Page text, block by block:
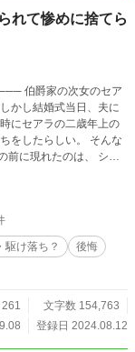
れて惨めに捨てら
セア
かし結婚式当日、夫に
にセアラの二歳年上の
らしい。 そんな
前に現れたのは、 シビ
ョエル。 身勝手
婚約を結ぶことになっ
駆け落ち？
後悔
文字数 154,763
登録日 2024.08.12